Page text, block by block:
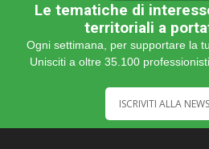
Le tematiche di
territoriali a
Ogni settimana, per supportare la
Unisciti a oltre 35.100
ISCRIVITI ALLA